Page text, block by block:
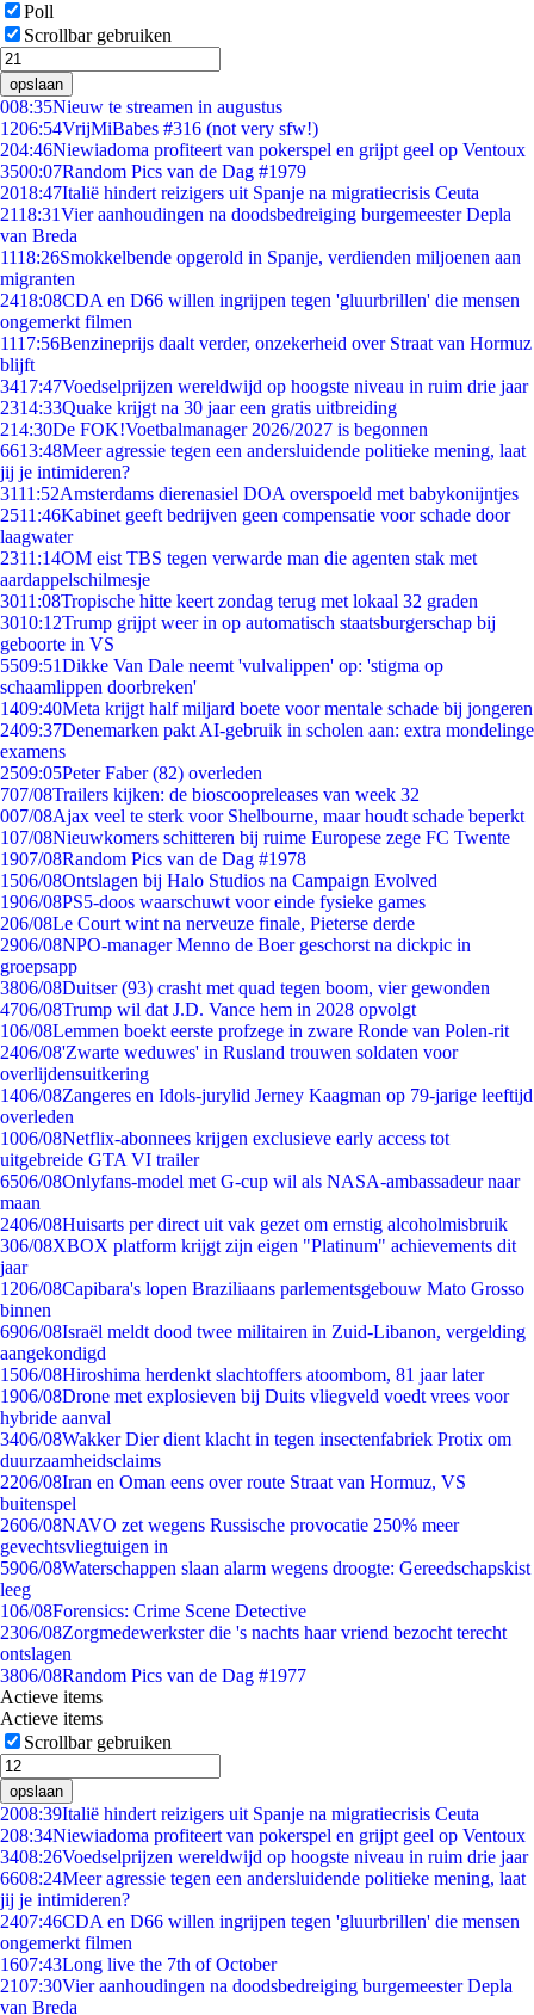
Poll
Scrollbar gebruiken
opslaan
008:35Nieuw te streamen in augustus
1206:54VrijMiBabes #316 (not very sfw!)
204:46Niewiadoma profiteert van pokerspel en grijpt geel op Ventoux
3500:07Random Pics van de Dag #1979
2018:47Italië hindert reizigers uit Spanje na migratiecrisis Ceuta
2118:31Vier aanhoudingen na doodsbedreiging burgemeester Depla
van Breda
1118:26Smokkelbende opgerold in Spanje, verdienden miljoenen aan
migranten
2418:08CDA en D66 willen ingrijpen tegen 'gluurbrillen' die mensen
ongemerkt filmen
1117:56Benzineprijs daalt verder, onzekerheid over Straat van Hormuz
blijft
3417:47Voedselprijzen wereldwijd op hoogste niveau in ruim drie jaar
2314:33Quake krijgt na 30 jaar een gratis uitbreiding
214:30De FOK!Voetbalmanager 2026/2027 is begonnen
6613:48Meer agressie tegen een andersluidende politieke mening, laat
jij je intimideren?
3111:52Amsterdams dierenasiel DOA overspoeld met babykonijntjes
2511:46Kabinet geeft bedrijven geen compensatie voor schade door
laagwater
2311:14OM eist TBS tegen verwarde man die agenten stak met
aardappelschilmesje
3011:08Tropische hitte keert zondag terug met lokaal 32 graden
3010:12Trump grijpt weer in op automatisch staatsburgerschap bij
geboorte in VS
5509:51Dikke Van Dale neemt 'vulvalippen' op: 'stigma op
schaamlippen doorbreken'
1409:40Meta krijgt half miljard boete voor mentale schade bij jongeren
2409:37Denemarken pakt AI-gebruik in scholen aan: extra mondelinge
examens
2509:05Peter Faber (82) overleden
707/08Trailers kijken: de bioscoopreleases van week 32
007/08Ajax veel te sterk voor Shelbourne, maar houdt schade beperkt
107/08Nieuwkomers schitteren bij ruime Europese zege FC Twente
1907/08Random Pics van de Dag #1978
1506/08Ontslagen bij Halo Studios na Campaign Evolved
1906/08PS5-doos waarschuwt voor einde fysieke games
206/08Le Court wint na nerveuze finale, Pieterse derde
2906/08NPO-manager Menno de Boer geschorst na dickpic in
groepsapp
3806/08Duitser (93) crasht met quad tegen boom, vier gewonden
4706/08Trump wil dat J.D. Vance hem in 2028 opvolgt
106/08Lemmen boekt eerste profzege in zware Ronde van Polen-rit
2406/08'Zwarte weduwes' in Rusland trouwen soldaten voor
overlijdensuitkering
1406/08Zangeres en Idols-jurylid Jerney Kaagman op 79-jarige leeftijd
overleden
1006/08Netflix-abonnees krijgen exclusieve early access tot
uitgebreide GTA VI trailer
6506/08Onlyfans-model met G-cup wil als NASA-ambassadeur naar
maan
2406/08Huisarts per direct uit vak gezet om ernstig alcoholmisbruik
306/08XBOX platform krijgt zijn eigen "Platinum" achievements dit
jaar
1206/08Capibara's lopen Braziliaans parlementsgebouw Mato Grosso
binnen
6906/08Israël meldt dood twee militairen in Zuid-Libanon, vergelding
aangekondigd
1506/08Hiroshima herdenkt slachtoffers atoombom, 81 jaar later
1906/08Drone met explosieven bij Duits vliegveld voedt vrees voor
hybride aanval
3406/08Wakker Dier dient klacht in tegen insectenfabriek Protix om
duurzaamheidsclaims
2206/08Iran en Oman eens over route Straat van Hormuz, VS
buitenspel
2606/08NAVO zet wegens Russische provocatie 250% meer
gevechtsvliegtuigen in
5906/08Waterschappen slaan alarm wegens droogte: Gereedschapskist
leeg
106/08Forensics: Crime Scene Detective
2306/08Zorgmedewerkster die 's nachts haar vriend bezocht terecht
ontslagen
3806/08Random Pics van de Dag #1977
Actieve items
Actieve items
Scrollbar gebruiken
opslaan
2008:39Italië hindert reizigers uit Spanje na migratiecrisis Ceuta
208:34Niewiadoma profiteert van pokerspel en grijpt geel op Ventoux
3408:26Voedselprijzen wereldwijd op hoogste niveau in ruim drie jaar
6608:24Meer agressie tegen een andersluidende politieke mening, laat
jij je intimideren?
2407:46CDA en D66 willen ingrijpen tegen 'gluurbrillen' die mensen
ongemerkt filmen
1607:43Long live the 7th of October
2107:30Vier aanhoudingen na doodsbedreiging burgemeester Depla
van Breda